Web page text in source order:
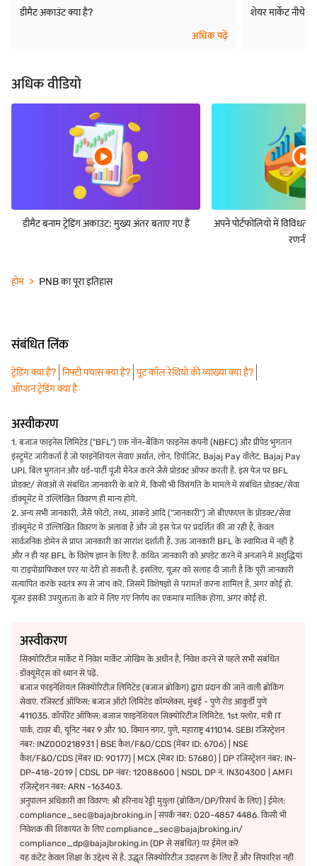
डीमैट अकाउंट क्या है?
अधिक पढ़ें
शेयर मार्केट नीचे
अधिक वीडियो
डीमैट बनाम ट्रेडिंग अकाउंट: मुख्य अंतर बताए गए हैं
अपने पोर्टफोलियो में
होम PNB का पूरा इतिहास
संबंधित लिंक
ट्रेडिंग क्या है? निफ्टी पचास क्या है? पूट कॉल रेशियो की व्याख्या क्या है?
ऑप्शन ट्रेडिंग क्या है
अस्वीकरण
1. बजाज फाइनेंस लिमिटेड ("BFL") एक नॉन-बैंकिंग फाइनेंस कंपनी (NBFC) और प्रीपेड भुगतान
इंस्ट्रूमेंट जारीकर्ता है जो फाइनेंशियल सेवाएं अर्थात, लोन, डिपॉज़िट, Bajaj Pay वॉलेट, Bajaj Pay
UPI, बिल भुगतान और थर्ड-पार्टी पूंजी मैनेज करने जैसे प्रोडक्ट ऑफर करती है. इस पेज पर BFL
प्रोडक्ट/ सेवाओं से संबंधित जानकारी के बारे में, किसी भी विसंगति के मामले में संबंधित प्रोडक्ट/सेवा
डॉक्यूमेंट में उल्लिखित विवरण ही मान्य होंगे.
2. अन्य सभी जानकारी, जैसे फोटो, तथ्य, आंकड़े आदि ("जानकारी") जो बीएफएल के प्रोडक्ट/सेवा
डॉक्यूमेंट में उल्लिखित विवरण के अलावा हैं और जो इस पेज पर प्रदर्शित की जा रही हैं, केवल
सार्वजनिक डोमेन से प्राप्त जानकारी का सारांश दर्शाती हैं. उक्त जानकारी BFL के स्वामित्व में नहीं है
और न ही यह BFL के विशेष ज्ञान के लिए है. कथित जानकारी को अपडेट करने में अनजाने में अशुद्धियां
या टाइपोग्राफिकल एरर या देरी हो सकती है. इसलिए, यूज़र को सलाह दी जाती है कि पूरी जानकारी
सत्यापित करके स्वतंत्र रूप से जांच करें, जिसमें विशेषज्ञों से परामर्श करना शामिल है, अगर कोई हो.
यूज़र इसकी उपयुक्तता के बारे में लिए गए निर्णय का एकमात्र मालिक होगा, अगर कोई हो.
अस्वीकरण
सिक्योरिटीज़ मार्केट में निवेश मार्केट जोखिम के अधीन है, निवेश करने से पहले सभी संबंधित
डॉक्यूमेंट्स को ध्यान से पढ़ें.
बजाज फाइनेंशियल सिक्योरिटीज़ लिमिटेड (बजाज ब्रोकिंग) द्वारा प्रदान की जाने वाली ब्रोकिंग
सेवाएं. रजिस्टर्ड ऑफिस: बजाज ऑटो लिमिटेड कॉम्प्लेक्स, मुंबई - पुणे रोड आकुर्डी पुणे
411035. कॉर्पोरेट ऑफिस: बजाज फाइनेंशियल सिक्योरिटीज़ लिमिटेड, 1st फ्लोर, मंत्री IT
पार्क, टावर बी, यूनिट नंबर 9 और 10, विमान नगर, पुणे, महाराष्ट्र 411014. SEBI रजिस्ट्रेशन
नंबर: INZ000218931 | BSE कैश/F&O/CDS (मेंबर ID: 6706) | NSE
कैश/F&O/CDS (मेंबर ID: 90177) | MCX (मेंबर ID: 57680) | DP रजिस्ट्रेशन नंबर: IN-
DP-418-2019 | CDSL DP नंबर: 12088600 | NSDL DP नं. IN304300 | AMFI
रजिस्ट्रेशन नंबर: ARN -163403.
अनुपालन अधिकारी का विवरण: श्री हरिनाथ रेड्डी मुथुला (ब्रोकिंग/DP/रिसर्च के लिए) | ईमेल:
compliance_sec@bajajbroking.in | संपर्क नंबर: 020-4857 4486. किसी भी
निवेशक की शिकायत के लिए compliance_sec@bajajbroking.in/
compliance_dp@bajajbroking.in (DP से संबंधित) पर ईमेल करें
यह कंटेंट केवल शिक्षा के उद्देश्य से है. उद्धृत सिक्योरिटीज़ उदाहरण के लिए हैं और सिफारिश नहीं